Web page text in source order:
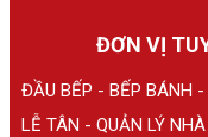
ĐƠN VỊ
ĐẦU BẾP - BẾP BÁNH
LỄ TÂN - QUẢN LÝ